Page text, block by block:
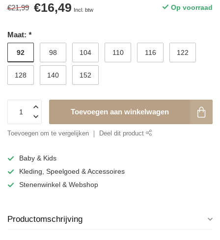
€21,99 €16,49 Incl. btw Op voorraad
Maat: *
92 98 104 110 116 122
128 140 152
Toevoegen aan winkelwagen
Toevoegen om te vergelijken Deel dit product
Baby & Kids
Kleding, Speelgoed & Accessoires
Stenenwinkel & Webshop
Productomschrijving